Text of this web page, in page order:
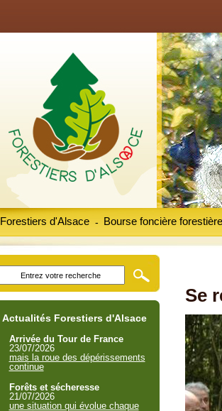
Forestiers d'Alsace Bourse foncière forestière
-
Se
Actualités Forestiers d'Alsace
Arrivée du Tour de France
23/07/2026
mais la roue des dépérissements
continue
Forêts et sécheresse
21/07/2026
une situation qui évolue chaque